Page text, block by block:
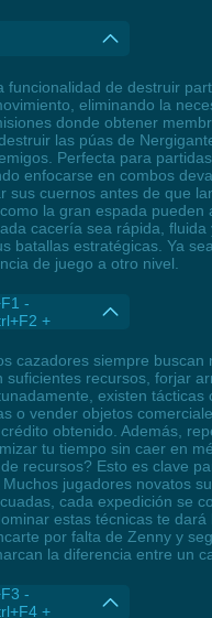
funcionalidad de destruir
eliminando la
donde obtener
las púas de
Perfecta para
enfocarse en combos
sus cuernos antes de que
la gran espada
cacería sea rápida,
batallas estratégicas. Ya
de juego a otro nivel.
-
+
cazadores siempre
suficientes recursos, forjar
existen
o vender objetos
obtenido. Además,
tu tiempo sin caer en
recursos? Esto es clave
jugadores novatos
cada expedición se
estas técnicas te
por falta de Zenny y
la diferencia entre un
-
+